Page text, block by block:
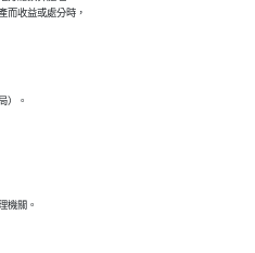
而收益或處分時，
）。
機關。